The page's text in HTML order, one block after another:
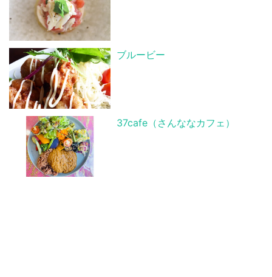
ブルービー
37cafe（さんななカフェ）